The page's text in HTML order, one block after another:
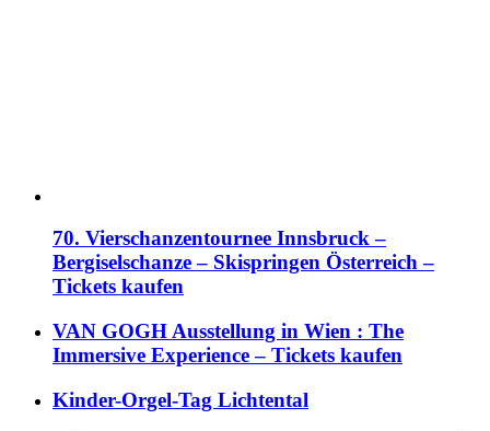
70. Vierschanzentournee Innsbruck –
Bergiselschanze – Skispringen Österreich –
Tickets kaufen
VAN GOGH Ausstellung in Wien : The
Immersive Experience – Tickets kaufen
Kinder-Orgel-Tag Lichtental